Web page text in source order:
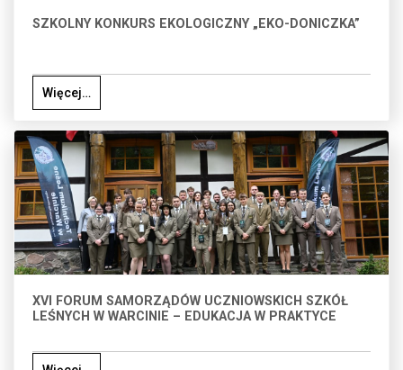
SZKOLNY KONKURS EKOLOGICZNY „EKO-DONICZKA”
Więcej…
XVI FORUM SAMORZĄDÓW UCZNIOWSKICH SZKÓŁ
LEŚNYCH W WARCINIE – EDUKACJA W PRAKTYCE